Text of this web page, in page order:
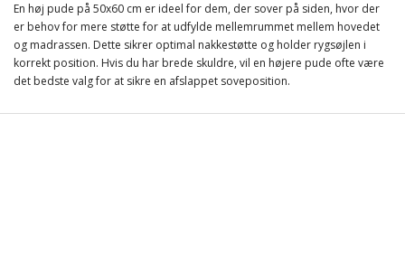
En høj pude på 50x60 cm er ideel for dem, der sover på siden, hvor der
er behov for mere støtte for at udfylde mellemrummet mellem hovedet
og madrassen. Dette sikrer optimal nakkestøtte og holder rygsøjlen i
korrekt position. Hvis du har brede skuldre, vil en højere pude ofte være
det bedste valg for at sikre en afslappet soveposition.